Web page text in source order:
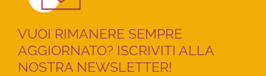
VUOI RIMANERE SEMPRE
AGGIORNATO? ISCRIVITI ALLA
NOSTRA NEWSLETTER!